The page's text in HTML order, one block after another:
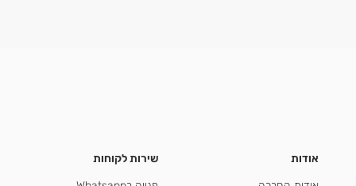
אודות
שירות לקוחות